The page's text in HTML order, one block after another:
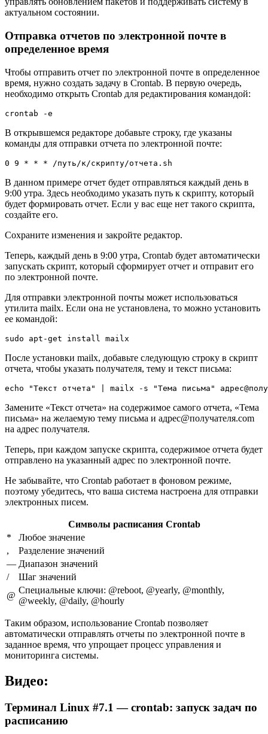
актуальном состоянии.
Отправка отчетов по электронной почте в
определенное время
Чтобы отправить отчет по электронной почте в определенное
время, нужно создать задачу в Crontab. В первую очередь,
необходимо открыть Crontab для редактирования командой:
crontab -e
В открывшемся редакторе добавьте строку, где указаны
команды для отправки отчета по электронной почте:
0 9 * * * /путь/к/скрипту/отчета.sh
В данном примере отчет будет отправляться каждый день в
9:00 утра. Здесь необходимо указать путь к скрипту, который
будет формировать отчет. Если у вас еще нет такого скрипта,
создайте его.
Сохраните изменения и закройте редактор.
Теперь, каждый день в 9:00 утра, Crontab будет автоматически
запускать скрипт, который сформирует отчет и отправит его
по электронной почте.
Для отправки электронной почты может использоваться
утилита mailx. Если она не установлена, то можно установить
ее командой:
sudo apt-get install mailx
После установки mailx, добавьте следующую строку в скрипт
отчета, чтобы указать получателя, тему и текст письма:
echo "Текст отчета" | mailx -s "Тема письма"
Замените «Текст отчета» на содержимое самого отчета, «Тема
письма» на желаемую тему письма и адрес@получателя.com
на адрес получателя.
Теперь, при каждом запуске скрипта, содержимое отчета будет
отправлено на указанный адрес по электронной почте.
Не забывайте, что Crontab работает в фоновом режиме,
поэтому убедитесь, что ваша система настроена для отправки
электронных писем.
Символы расписания Crontab
*
Любое значение
,
Разделение значений
— Диапазон значений
/
Шаг значений
@
Специальные ключи: @reboot, @yearly, @monthly,
@weekly, @daily, @hourly
Таким образом, использование Crontab позволяет
автоматически отправлять отчеты по электронной почте в
заданное время, что упрощает процесс управления и
мониторинга системы.
Видео:
Терминал Linux #7.1 — crontab: запуск задач по
расписанию